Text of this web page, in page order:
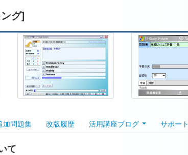
グ]
加問題集 改版履歴 活用講座ブログ サポート
て